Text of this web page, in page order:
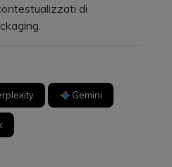
di
Gemini